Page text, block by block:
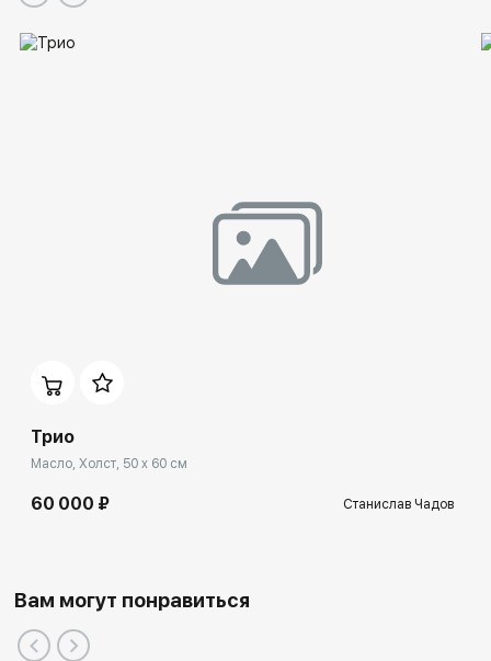
Трио
Масло, Холст, 50 x 60 см
60 000 ₽ Станислав Чадов
Вам могут понравиться